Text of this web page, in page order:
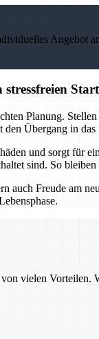
Angebot
stressfreien
Planung.
Übergang in
und sorgt für
sind. So
auch Freude am
vielen